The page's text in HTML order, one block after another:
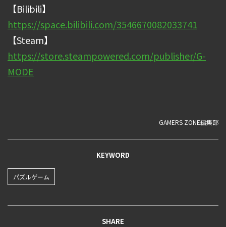
【Bilibili】
https://space.bilibili.com/3546670082033741
【Steam】
https://store.steampowered.com/publisher/G-
MODE
GAMERS ZONE編集部
KEYWORD
パズルゲーム
SHARE